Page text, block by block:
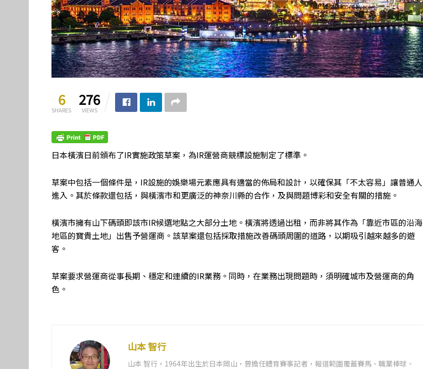
6
SHARES
276
VIEWS
日本橫濱日前頒布了IR實施政策草案，為IR運營商競標設施制定了標準。
草案中包括一個條件是，IR設施的娛樂場元素應具有適當的佈局和設計，以確保其「不太容易」讓普通人
進入。其於條款還包括，與橫濱市和更廣泛的神奈川縣的合作，及與問題博彩和安全有關的措施。
橫濱市擁有山下碼頭即該市IR候選地點之大部分土地。橫濱將透過出租，而非將其作為「靠近市區的沿海
地區的寶貴土地」出售予營運商。該草案還包括採取措施改善碼頭周圍的道路，以期吸引越來越多的遊
客。
草案要求營運商從事長期、穩定和連續的IR業務。同時，在業務出現問題時，須明確城市及營運商的角
色。
山本 智行
山本 智行，1964年出生於日本岡山，曾擔任體育賽事記者，報道範圍覆蓋賽馬、職業棒球、